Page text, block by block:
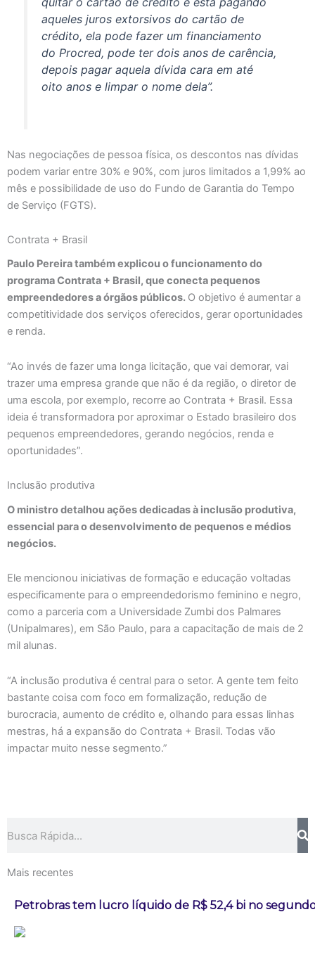
aqueles juros extorsivos do cartão de
crédito, ela pode fazer um financiamento
do Procred, pode ter dois anos de carência,
depois pagar aquela dívida cara em até
oito anos e limpar o nome dela”.
Nas negociações de pessoa física, os descontos nas dívidas
podem variar entre 30% e 90%, com juros limitados a 1,99% ao
mês e possibilidade de uso do Fundo de Garantia do Tempo
de Serviço (FGTS).
Contrata + Brasil
Paulo Pereira também explicou o funcionamento do
programa Contrata + Brasil, que conecta pequenos
empreendedores a órgãos públicos. O objetivo é aumentar a
competitividade dos serviços oferecidos, gerar oportunidades
e renda.
“Ao invés de fazer uma longa licitação, que vai demorar, vai
trazer uma empresa grande que não é da região, o diretor de
uma escola, por exemplo, recorre ao Contrata + Brasil. Essa
ideia é transformadora por aproximar o Estado brasileiro dos
pequenos empreendedores, gerando negócios, renda e
oportunidades”.
Inclusão produtiva
O ministro detalhou ações dedicadas à inclusão produtiva,
essencial para o desenvolvimento de pequenos e médios
negócios.
Ele mencionou iniciativas de formação e educação voltadas
especificamente para o empreendedorismo feminino e negro,
como a parceria com a Universidade Zumbi dos Palmares
(Unipalmares), em São Paulo, para a capacitação de mais de 2
mil alunas.
“A inclusão produtiva é central para o setor. A gente tem feito
bastante coisa com foco em formalização, redução de
burocracia, aumento de crédito e, olhando para essas linhas
mestras, há a expansão do Contrata + Brasil. Todas vão
impactar muito nesse segmento.”
Mais recentes
Petrobras tem lucro líquido de R$ 52,4 bi no